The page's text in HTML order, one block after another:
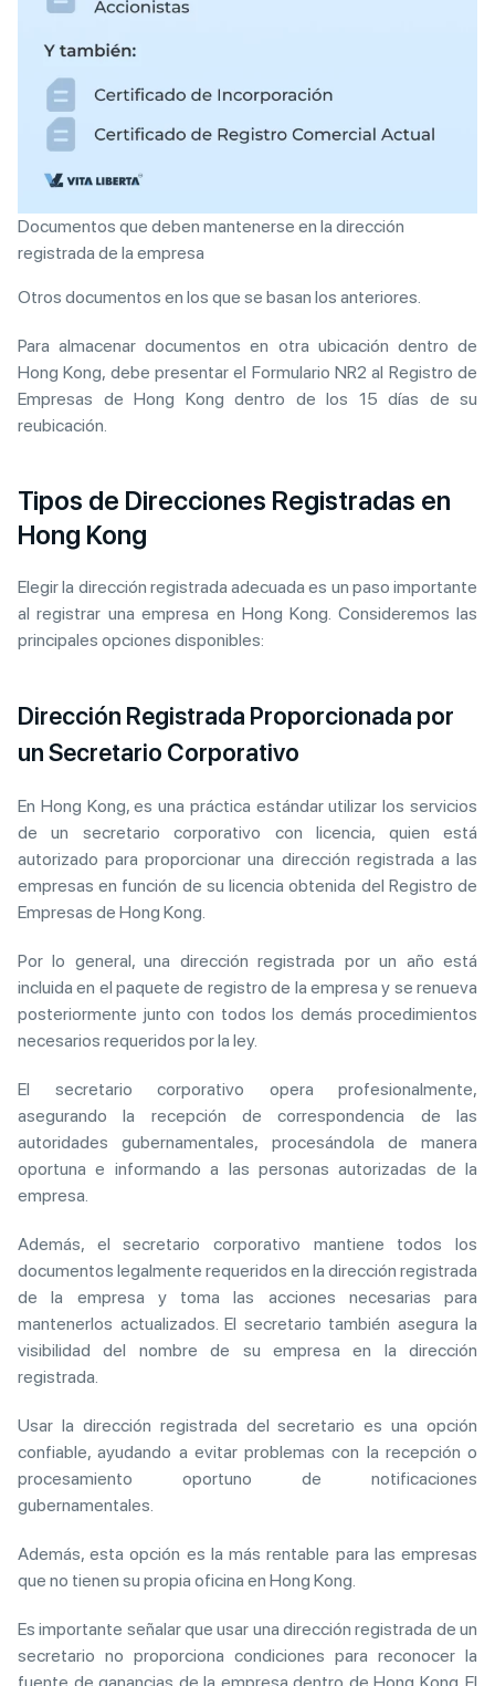
Documentos que deben mantenerse en la dirección
registrada de la empresa
Otros documentos en los que se basan los anteriores.
Para almacenar documentos en otra ubicación dentro de
Hong Kong, debe presentar el Formulario NR2 al Registro de
Empresas de Hong Kong dentro de los 15 días de su
reubicación.
Tipos de Direcciones Registradas en
Hong Kong
Elegir la dirección registrada adecuada es un paso importante
al registrar una empresa en Hong Kong. Consideremos las
principales opciones disponibles:
Dirección Registrada Proporcionada por
un Secretario Corporativo
En Hong Kong, es una práctica estándar utilizar los servicios
de un secretario corporativo con licencia, quien está
autorizado para proporcionar una dirección registrada a las
empresas en función de su licencia obtenida del Registro de
Empresas de Hong Kong.
Por lo general, una dirección registrada por un año está
incluida en el paquete de registro de la empresa y se renueva
posteriormente junto con todos los demás procedimientos
necesarios requeridos por la ley.
El secretario corporativo opera profesionalmente,
asegurando la recepción de correspondencia de las
autoridades gubernamentales, procesándola de manera
oportuna e informando a las personas autorizadas de la
empresa.
Además, el secretario corporativo mantiene todos los
documentos legalmente requeridos en la dirección registrada
de la empresa y toma las acciones necesarias para
mantenerlos actualizados. El secretario también asegura la
visibilidad del nombre de su empresa en la dirección
registrada.
Usar la dirección registrada del secretario es una opción
confiable, ayudando a evitar problemas con la recepción o
procesamiento oportuno de notificaciones
gubernamentales.
Además, esta opción es la más rentable para las empresas
que no tienen su propia oficina en Hong Kong.
Es importante señalar que usar una dirección registrada de un
secretario no proporciona condiciones para reconocer la